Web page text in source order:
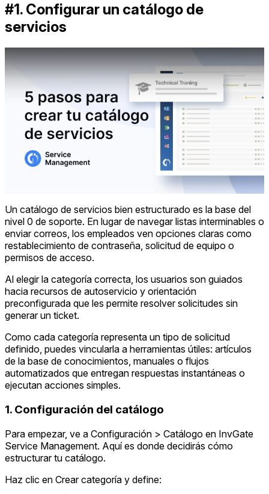
#1. Configurar un catálogo de
servicios
Un catálogo de servicios bien estructurado es la base del
nivel 0 de soporte. En lugar de navegar listas interminables o
enviar correos, los empleados ven opciones claras como
restablecimiento de contraseña, solicitud de equipo o
permisos de acceso.
Al elegir la categoría correcta, los usuarios son guiados
hacia recursos de autoservicio y orientación
preconfigurada que les permite resolver solicitudes sin
generar un ticket.
Como cada categoría representa un tipo de solicitud
definido, puedes vincularla a herramientas útiles: artículos
de la base de conocimientos, manuales o flujos
automatizados que entregan respuestas instantáneas o
ejecutan acciones simples.
1. Configuración del catálogo
Para empezar, ve a Configuración > Catálogo en InvGate
Service Management. Aquí es donde decidirás cómo
estructurar tu catálogo.
Haz clic en Crear categoría y define: